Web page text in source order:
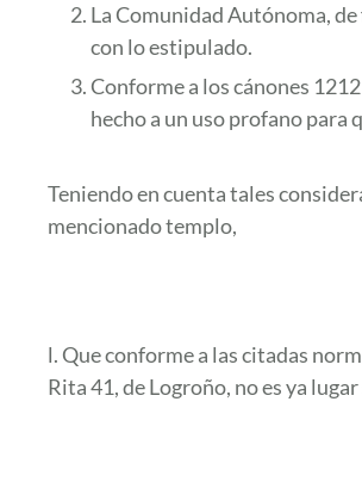
La Comunidad Autónoma,
con lo estipulado.
Conforme a los cánones
hecho a un uso profano para
Teniendo en cuenta tales
mencionado templo,
l. Que conforme a las citadas
Rita 41, de Logroño, no es ya